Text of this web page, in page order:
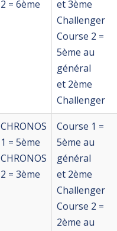
2 = 6ème
et 3ème
Challenger
Course 2 =
5ème au
général
et 2ème
Challenger
CHRONOS
1 = 5ème
CHRONOS
2 = 3ème
Course 1 =
5ème au
général
et 2ème
Challenger
Course 2 =
2ème au